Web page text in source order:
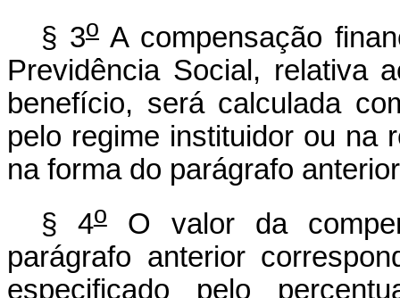
§ 3oA compensação
Previdência Social, relativa
benefício, será calculada
pelo regime instituidor ou na
na forma do parágrafo
§ 4oO valor da
parágrafo anterior
especificado pelo